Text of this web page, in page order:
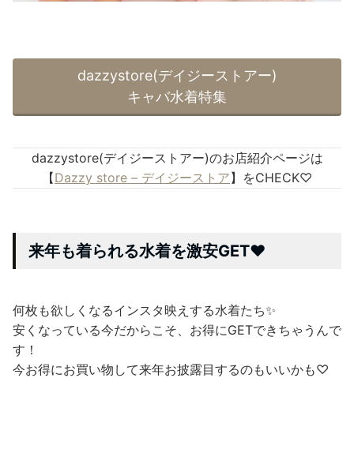
dazzystore(デイジーストアー)
キャバ水着特集
dazzystore(デイジーストアー)のお店紹介ページは
【Dazzy store – デイジーストア】をCHECK♡
来年も着られる水着を激安GET❤
何枚も欲しくなるインスタ映えする水着たち✨
安くなっている今だからこそ、お得にGETできちゃうんで
す！
今お得にお買い物して来年お披露目するのもいいかも♡